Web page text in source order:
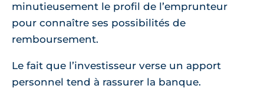
minutieusement le profil de l’emprunteur
pour connaître ses possibilités de
remboursement.
Le fait que l’investisseur verse un apport
personnel tend à rassurer la banque.